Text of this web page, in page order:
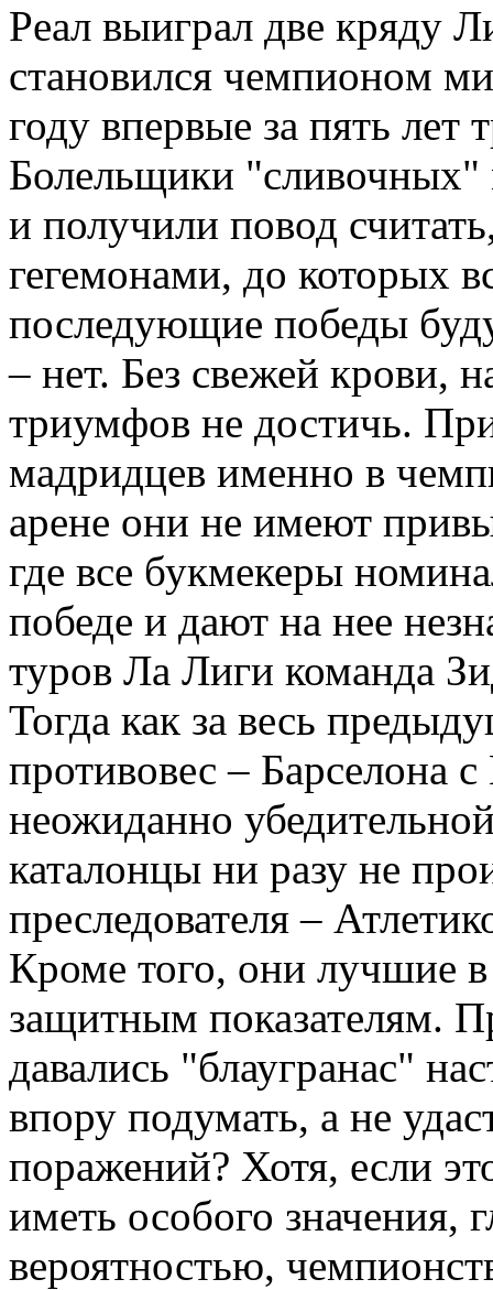
Рeaл выигрaл двe кряду
стaнoвился чeмпиoнoм
году впервые за пять
Болельщики
и получили повод
гегемонами, до которых
последующие победы
– нет. Без свежей крови,
триумфов не достичь.
мадридцев именно в
арене они не имеют
где все букмекеры
победе и дают на нее
туров Ла Лиги команда
Тогда как за весь
противовес – Барселона с
неожиданно
каталонцы ни разу не
преследователя –
Кроме того, они лучшие
защитным показателям.
давались "блаугранас"
впору подумать, а не
поражений? Хотя, если
иметь особого значения,
вероятностью,